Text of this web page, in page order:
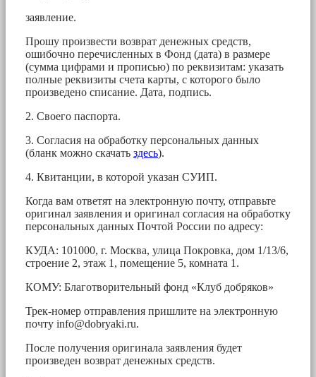
заявление.
Прошу произвести возврат денежных средств,
ошибочно перечисленных в Фонд (дата) в размере
(сумма цифрами и прописью) по реквизитам: указать
полные реквизиты счета карты, с которого было
произведено списание. Дата, подпись.
2. Своего паспорта.
3. Согласия на обработку персональных данных
(бланк можно скачать здесь).
4. Квитанции, в которой указан СУИП.
Когда вам ответят на электронную почту, отправьте
оригинал заявления и оригинал согласия на обработку
персональных данных Почтой России по адресу:
КУДА: 101000, г. Москва, улица Покровка, дом 1/13/6,
строение 2, этаж 1, помещение 5, комната 1.
КОМУ: Благотворительный фонд «Клуб добряков»
Трек-номер отправления пришлите на электронную
почту info@dobryaki.ru.
После получения оригинала заявления будет
произведен возврат денежных средств.